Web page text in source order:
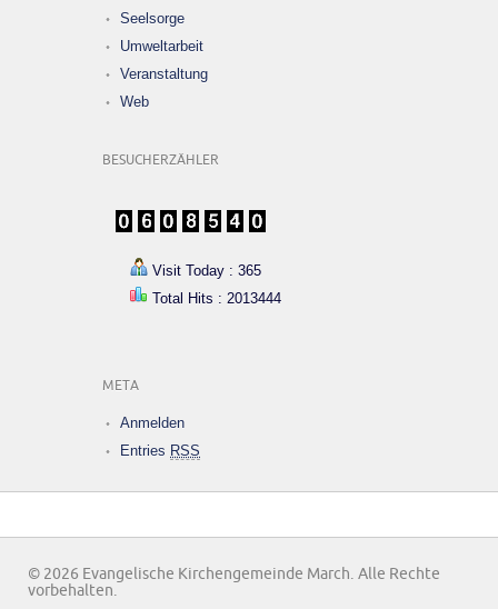
Seelsorge
Umweltarbeit
Veranstaltung
Web
BESUCHERZÄHLER
Visit Today : 365
Total Hits : 2013444
META
Anmelden
Entries RSS
© 2026 Evangelische Kirchengemeinde March. Alle Rechte
vorbehalten.